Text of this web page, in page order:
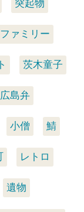
突起物
ファミリー
茨木童子
広島弁
小僧 鯖
レトロ
遺物